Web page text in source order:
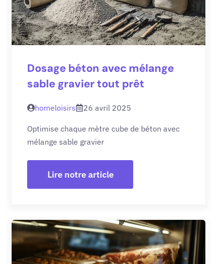
Dosage béton avec mélange
sable gravier tout prêt
homeloisirs 26 avril 2025
Optimise chaque mètre cube de béton avec
mélange sable gravier
Lire notre article